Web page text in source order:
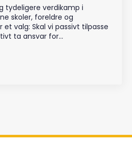
tydeligere verdikamp i
skoler, foreldre og
valg: Skal vi passivt tilpasse
ta ansvar for…